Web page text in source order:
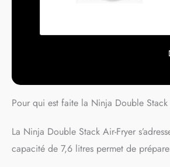
Pour qui est faite la Ninja Double Stack
La Ninja Double Stack Air-Fryer
capacité de 7,6 litres permet de